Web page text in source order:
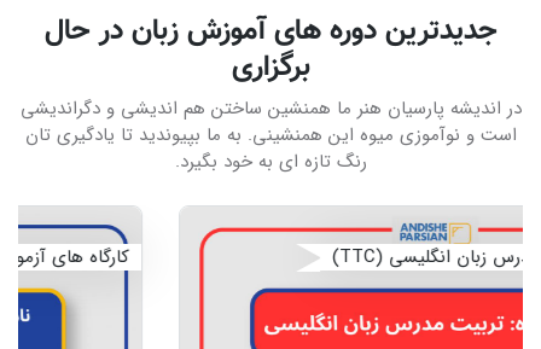
جدیدترین دوره های آموزش زبان در حال
برگزاری
در اندیشه پارسیان هنر ما همنشین ساختن هم اندیشی و دگراندیشی
است و نوآموزی میوه این همنشینی. به ما بپیوندید تا یادگیری تان
رنگ تازه ای به خود بگیرد.
کارگاه های آزمون ÖSD